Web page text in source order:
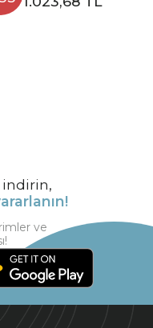
indirin,
ve